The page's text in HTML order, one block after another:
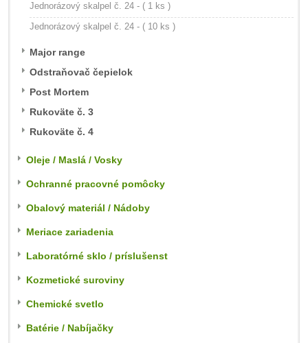
Jednorázový skalpel č. 24 - ( 1 ks )
Jednorázový skalpel č. 24 - ( 10 ks )
Major range
Odstraňovač čepielok
Post Mortem
Rukoväte č. 3
Rukoväte č. 4
Oleje / Maslá / Vosky
Ochranné pracovné pomôcky
Obalový materiál / Nádoby
Meriace zariadenia
Laboratórné sklo / príslušenst
Kozmetické suroviny
Chemické svetlo
Batérie / Nabíjačky